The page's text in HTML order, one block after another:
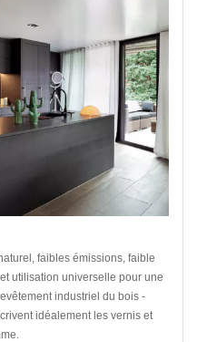
faibles émissions, faible
utilisation universelle pour une
industriel du bois -
idéalement les vernis et